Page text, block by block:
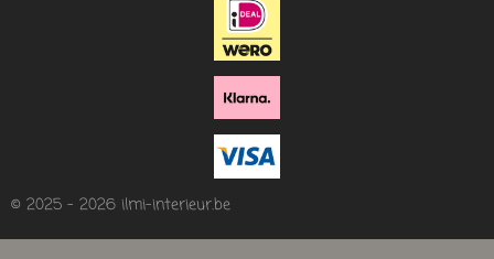
© 2025 - 2026 ilmi-interieur.be